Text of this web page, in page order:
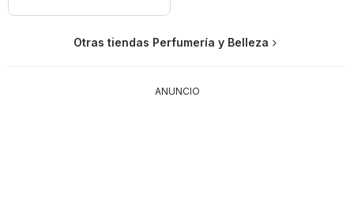
Otras tiendas Perfumería y Belleza
ANUNCIO